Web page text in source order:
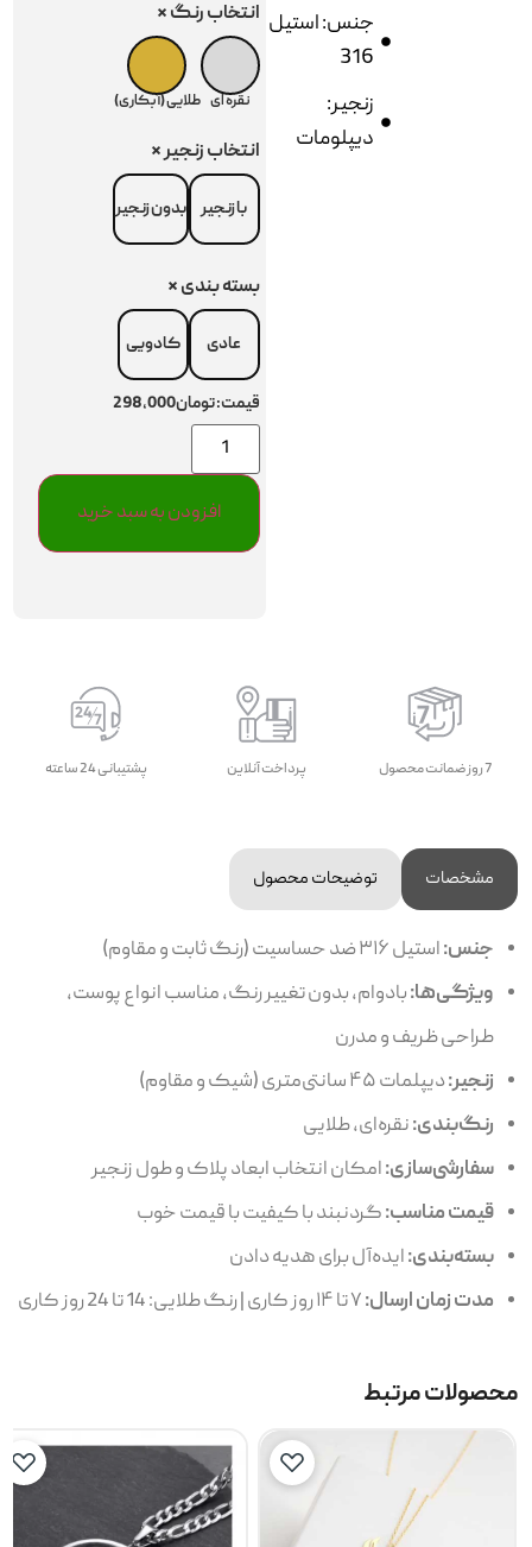
جنس: استیل
316
زنجیر:
دیپلومات
انتخاب رنگ*
نقره ای طلایی (آبکاری)
انتخاب زنجیر*
با زنجیر بدون زنجیر
بسته بندی*
عادی کادویی
قیمت:تومان298,000
افزودن به سبد خرید
7 روز ضمانت محصول پرداخت آنلاین پشتیبانی 24 ساعته
مشخصات توضیحات محصول
جنس:استیل ۳۱۶ ضد حساسیت (رنگ ثابت و مقاوم)
ویژگی‌ها:بادوام، بدون تغییر رنگ، مناسب انواع پوست،
طراحی ظریف و مدرن
زنجیر:دیپلمات ۴۵ سانتی‌متری (شیک و مقاوم)
رنگ‌بندی:نقره‌ای، طلایی
سفارشی‌سازی:امکان انتخاب ابعاد پلاک و طول زنجیر
قیمت مناسب:گردنبند با کیفیت با قیمت خوب
بسته‌بندی:ایده‌آل برای هدیه دادن
مدت زمان ارسال:
محصولات مرتبط